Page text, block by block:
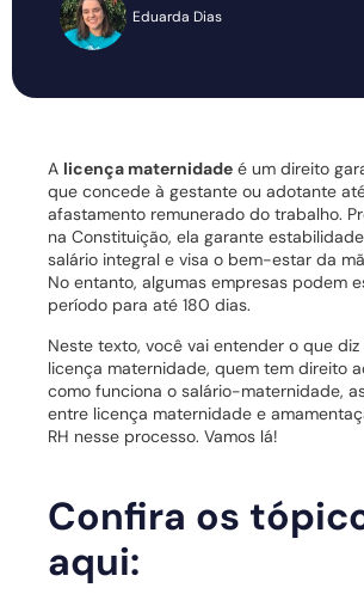
Eduarda Dias
A licença maternidade é um direito
que concede à gestante ou adotante
afastamento remunerado do trabalho.
na Constituição, ela garante
salário integral e visa o bem-estar da
No entanto, algumas empresas podem
período para até 180 dias.
Neste texto, você vai entender o que
licença maternidade, quem tem direito
como funciona o salário-maternidade,
entre licença maternidade e
RH nesse processo. Vamos lá!
Confira os
aqui: